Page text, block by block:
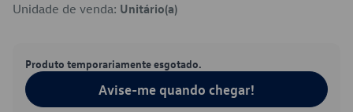
Unidade de venda: Unitário(a)
Produto temporariamente esgotado.
Avise-me quando chegar!